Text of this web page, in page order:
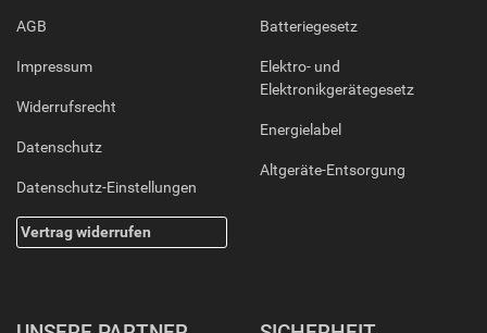
AGB
Impressum
Widerrufsrecht
Datenschutz
Datenschutz-Einstellungen
Vertrag widerrufen
Batteriegesetz
Elektro- und
Elektronikgerätegesetz
Energielabel
Altgeräte-Entsorgung